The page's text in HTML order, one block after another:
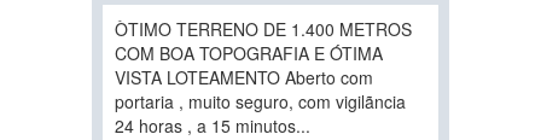
ÒTIMO TERRENO DE 1.400 METROS
COM BOA TOPOGRAFIA E ÓTIMA
VISTA LOTEAMENTO Aberto com
portaria , muito seguro, com vigilãncia
24 horas , a 15 minutos...